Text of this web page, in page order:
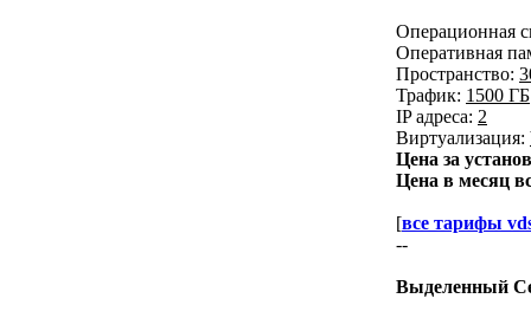
Операционная
Оперативная
Пространство:
Трафик: 1500 ГБ
IP адреса: 2
Виртуализация:
Цена за
Цена в месяц
[все тарифы
--
Выделенный